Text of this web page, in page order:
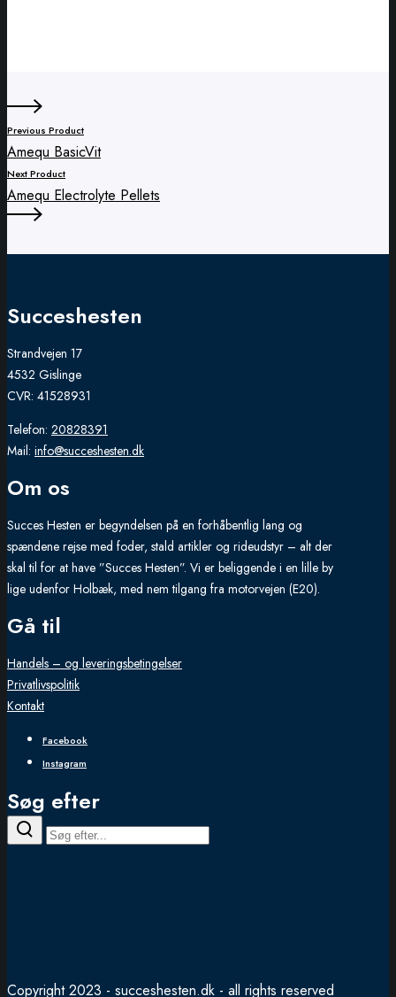
Previous Product
Amequ BasicVit
Next Product
Amequ Electrolyte Pellets
Succeshesten
Strandvejen 17
4532 Gislinge
CVR: 41528931
Telefon: 20828391
Mail: info@succeshesten.dk
Om os
Succes Hesten er begyndelsen på en forhåbentlig lang og
spændene rejse med foder, stald artikler og rideudstyr – alt der
skal til for at have ”Succes Hesten”. Vi er beliggende i en lille by
lige udenfor Holbæk, med nem tilgang fra motorvejen (E20).
Gå til
Handels – og leveringsbetingelser
Privatlivspolitik
Kontakt
Facebook
Instagram
Søg efter
Copyright 2023 - succeshesten.dk - all rights reserved